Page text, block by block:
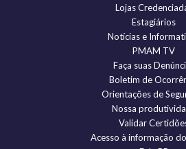
Lojas
Estagiários
Notícias e
PMAM TV
Faça suas
Boletim de
Orientações de
Nossa
Validar
Acesso à informação